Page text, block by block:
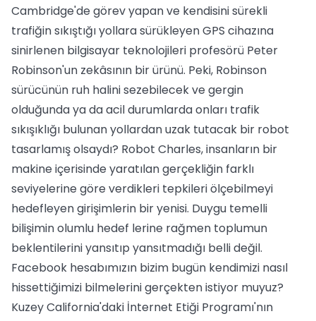
Cambridge'de görev yapan ve kendisini sürekli
trafiğin sıkıştığı yollara sürükleyen GPS cihazına
sinirlenen bilgisayar teknolojileri profesörü Peter
Robinson'un zekâsının bir ürünü. Peki, Robinson
sürücünün ruh halini sezebilecek ve gergin
olduğunda ya da acil durumlarda onları trafik
sıkışıklığı bulunan yollardan uzak tutacak bir robot
tasarlamış olsaydı? Robot Charles, insanların bir
makine içerisinde yaratılan gerçekliğin farklı
seviyelerine göre verdikleri tepkileri ölçebilmeyi
hedefleyen girişimlerin bir yenisi. Duygu temelli
bilişimin olumlu hedef lerine rağmen toplumun
beklentilerini yansıtıp yansıtmadığı belli değil.
Facebook hesabımızın bizim bugün kendimizi nasıl
hissettiğimizi bilmelerini gerçekten istiyor muyuz?
Kuzey California'daki İnternet Etiği Programı'nın